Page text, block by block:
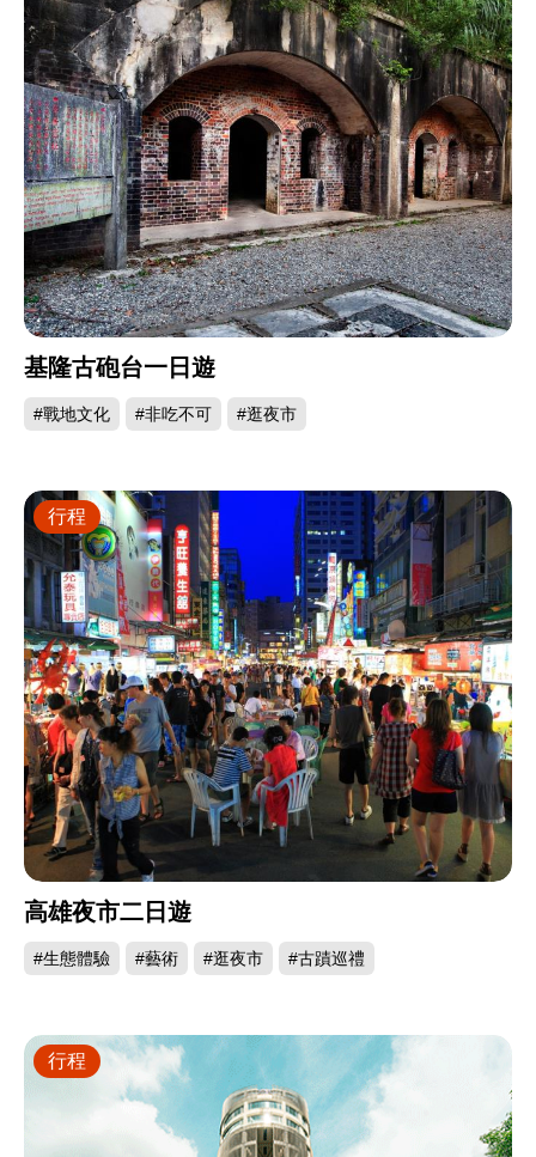
基隆古砲台一日遊
#戰地文化 #非吃不可 #逛夜市
高雄夜市二日遊
#生態體驗 #藝術 #逛夜市 #古蹟巡禮
行程
行程